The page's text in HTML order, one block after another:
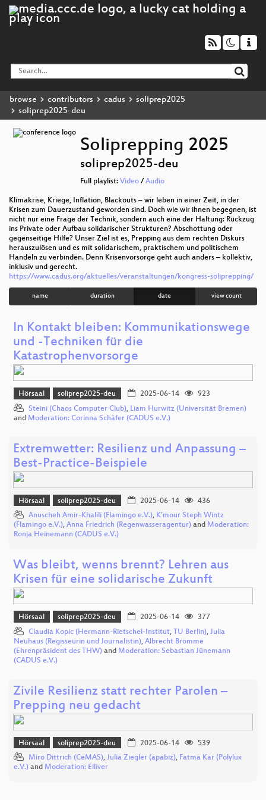
browse contributors cadus
soliprep2025
soliprep2025-deu
Soliprepping 2025
soliprep2025-deu
Full playlist: Video / Audio
Klimakrise, Kriege, Inflation, Blackouts – wir leben in einer Zeit, in der
Krisen zum Dauerzustand geworden sind. Doch wie wir ihnen begegnen, ist
nicht nur eine Frage der Technik, sondern auch eine der Haltung: Rückzug
ins Private oder Aufbau solidarischer Strukturen? Abschottung oder
gegenseitige Hilfe? Unser Ziel ist es, Prepping aus dem rechten Diskurs
herauszulösen und es mit solidarischem, praktischem und politischem
Handeln zu verbinden. Denn Krisenvorsorge geht auch anders – kollektiv,
inklusiv und gerecht.
https://www.cadus.org/aktuelles/veranstaltungen/kongress-soliprepping/
name duration date view count
In Kontakt bleiben: Kommunikationswege
und -Techniken für die
Katastrophenvorsorge
Hörsaal soliprep2025-deu 2025-06-14
923
Steini (Chaos Computer Club), Liam Hurwitz (Universität Bremen)
and Moderation: Corinna Schäfer (CADUS e.V.)
Extremwetter: Resilienz und Anpassung –
Best-Practice-Beispiele
Hörsaal soliprep2025-deu 2025-06-14
436
Anuscheh Amir-Khalili (Flamingo e.V.), K’mour Steph Wintz
(Flamingo e.V.), Anna Friedrich (Regenwasseragentur) and Moderation:
Ronja Heinemann (CADUS e.V.)
Was bleibt, wenns brennt? Lehren aus
Krisen für eine solidarische Zukunft
Hörsaal soliprep2025-deu 2025-06-14
377
Claudia Kopic (Hermann-Rietschel-Institut, TU Berlin), Julia
Neuhaus (Regisseurin und Journalistin), Albrecht Brömme
(Ehrenpräsident des THW) and Moderation: Sebastian Jünemann
(CADUS e.V.)
Zivile Resilienz statt rechter Parolen –
Prepping neu gedacht
Hörsaal soliprep2025-deu 2025-06-14
539
Miro Dittrich (CeMAS), Julia Ziegler (apabiz), Fatma Kar (Polylux
e.V.) and Moderation: Elliver